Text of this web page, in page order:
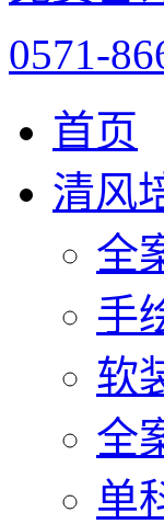
0571-
首页
清风
全
手
软
全
单